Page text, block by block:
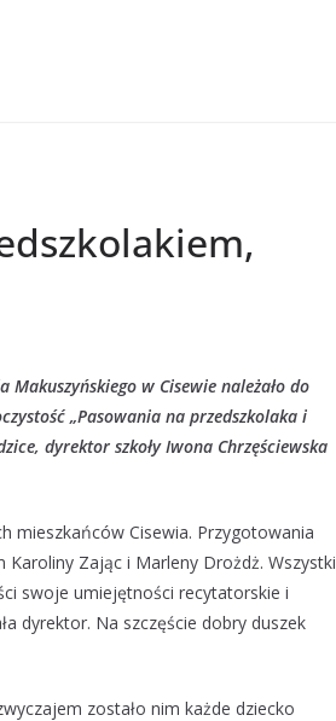
w Cisewie należało do
„Pasowania na przedszkolaka i
dyrektor szkoły Iwona Chrzęściewska
mieszkańców Cisewia. Przygotowania
Zając i Marleny Drożdż. Wszystki
swoje umiejętności recytatorskie i
dyrektor. Na szczęście dobry duszek
zostało nim każde dziecko